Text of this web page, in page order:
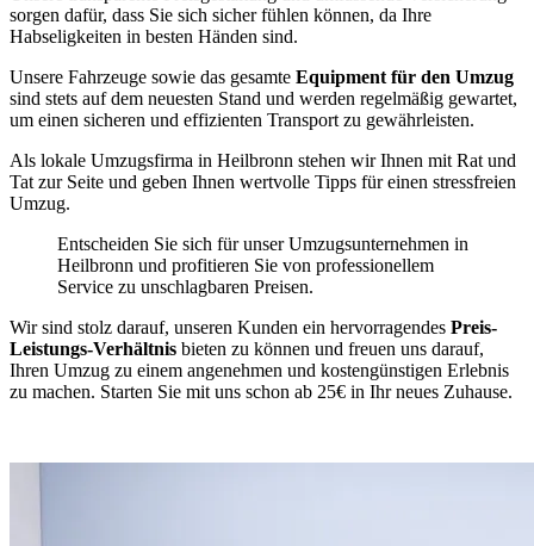
sorgen dafür, dass Sie sich sicher fühlen können, da Ihre
Habseligkeiten in besten Händen sind.
Unsere Fahrzeuge sowie das gesamte Equipment für den Umzug
sind stets auf dem neuesten Stand und werden regelmäßig gewartet,
um einen sicheren und effizienten Transport zu gewährleisten.
Als lokale Umzugsfirma in Heilbronn stehen wir Ihnen mit Rat und
Tat zur Seite und geben Ihnen wertvolle Tipps für einen stressfreien
Umzug.
Entscheiden Sie sich für unser Umzugsunternehmen in
Heilbronn und profitieren Sie von professionellem
Service zu unschlagbaren Preisen.
Wir sind stolz darauf, unseren Kunden ein hervorragendes Preis-
Leistungs-Verhältnis bieten zu können und freuen uns darauf,
Ihren Umzug zu einem angenehmen und kostengünstigen Erlebnis
zu machen. Starten Sie mit uns schon ab 25€ in Ihr neues Zuhause.